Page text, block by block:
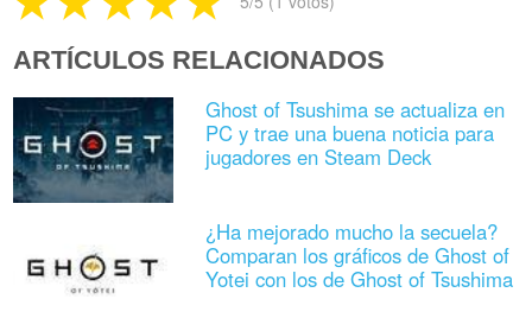
ARTÍCULOS RELACIONADOS
Ghost of Tsushima se actualiza en
PC y trae una buena noticia para
jugadores en Steam Deck
¿Ha mejorado mucho la secuela?
Comparan los gráficos de Ghost of
Yotei con los de Ghost of Tsushima